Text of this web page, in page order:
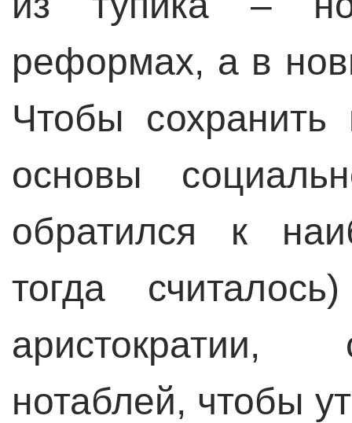
реформах, а в
Чтобы сохранить
основы
обратился к
тогда
нотаблей, чтобы